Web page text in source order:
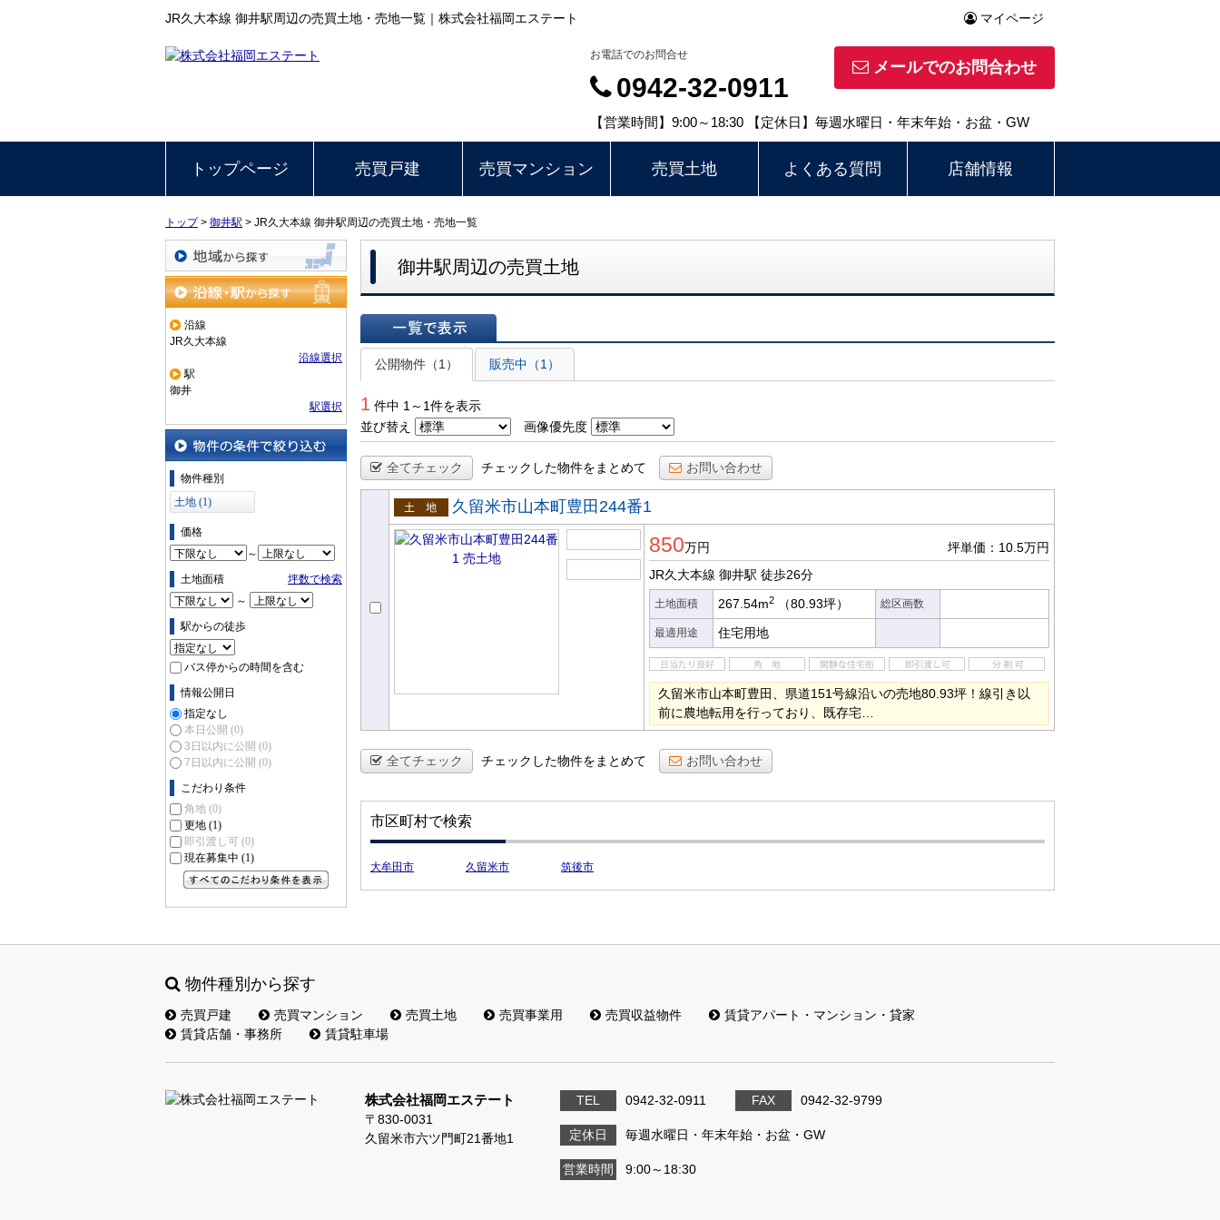
JR久大本線 御井駅周辺の売買土地・売地一覧｜株式会社福岡エステート マイページ
メールでのお問合わせ
お電話でのお問合せ
0942-32-0911
【営業時間】9:00～18:30 【定休日】毎週水曜日・年末年始・お盆・GW
トップページ 売買戸建 売買マンション 売買土地 よくある質問 店舗情報
トップ> 御井駅 > JR久大本線 御井駅周辺の売買土地・売地一覧
地域から探す
沿線・駅から探す
沿線
JR久大本線
沿線選択
駅
御井
駅選択
物件の条件で絞り込む
物件種別
土地 (1)
価格
～
土地面積
坪数で検索
～
駅からの徒歩
バス停からの時間を含む
情報公開日
指定なし
本日公開 (0)
3日以内に公開 (0)
7日以内に公開 (0)
こだわり条件
角地 (0)
更地 (1)
即引渡し可 (0)
現在募集中 (1)
御井駅周辺の売買土地
一覧で表示
公開物件（1）
販売中（1）
1 件中 1～1件を表示
並び替え
画像優先度
全てチェック チェックした物件をまとめて お問い合わせ
売土地
久留米市山本町豊田244番1
850万円
坪単価：10.5万円
JR久大本線 御井駅 徒歩26分
土地面積 267.54m2 （80.93坪） 総区画数
最適用途 住宅用地
久留米市山本町豊田、県道151号線沿いの売地80.93坪！線引き以
前に農地転用を行っており、既存宅…
全てチェック チェックした物件をまとめて お問い合わせ
市区町村で検索
大牟田市 久留米市 筑後市
物件種別から探す
売買戸建 売買マンション 売買土地 売買事業用 売買収益物件
賃貸アパート・マンション・貸家
賃貸店舗・事務所
賃貸駐車場
株式会社福岡エステート
〒830-0031
久留米市六ツ門町21番地1
TEL 0942-32-0911 FAX 0942-32-9799
定休日 毎週水曜日・年末年始・お盆・GW
営業時間 9:00～18:30